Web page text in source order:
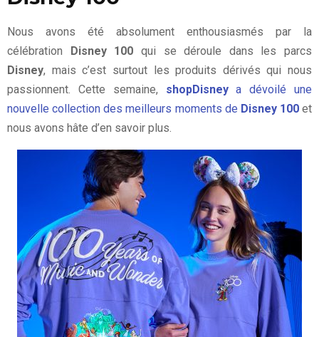
Nous avons été absolument enthousiasmés par la
célébration
Disney 100 qui se déroule dans les parcs
Disney, mais c’est surtout les produits dérivés qui nous
passionnent. Cette semaine, shopDisneya dévoilé une
nouvelle collection des meilleurs moments de Disney 100 et
nous avons hâte d’en savoir plus.